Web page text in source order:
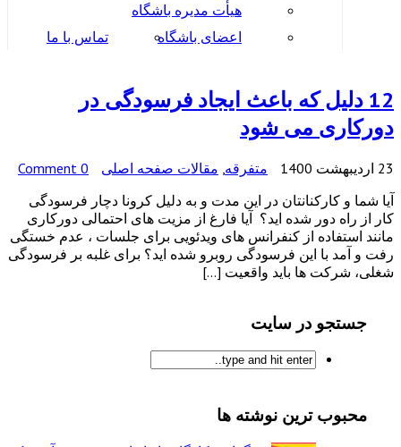
هیأت مدیره باشگاه
اعضای باشگاه
تماس با ما
12 دلیل که باعث ایجاد فرسودگی در
دورکاری می شود
23 اردیبهشت 1400 متفرقه مقالات صفحه اصلی
0 Comment
آیا شما و کارکنانتان در این مدت و به دلیل کرونا دچار فرسودگی
کار از راه دور شده اید؟ آیا فارغ از مزیت های احتمالی دورکاری
مانند استفاده از کنفرانس های ویدئویی برای جلسات ، عدم خستگی
رفت و آمد با این فرسودگی روبرو شده اید؟ برای غلبه بر فرسودگی
شغلی، شرکت ها باید واقعیت […]
جستجو در سایت
محبوب ترین نوشته ها